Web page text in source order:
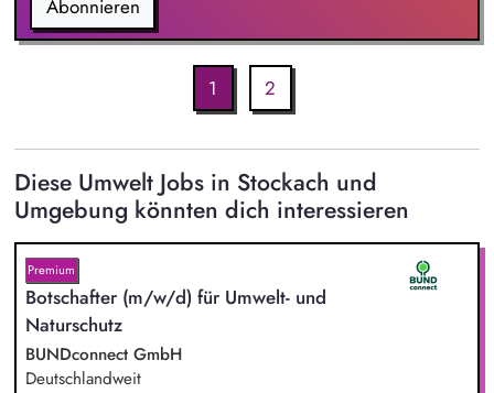
Abonnieren
1 2
Diese Umwelt Jobs in Stockach und
Umgebung könnten dich interessieren
Premium
Botschafter (m/w/d) für Umwelt- und
Naturschutz
BUNDconnect GmbH
Deutschlandweit